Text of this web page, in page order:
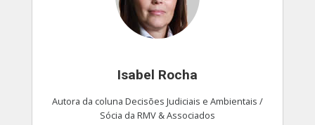
Isabel Rocha
Autora da coluna Decisões Judiciais e Ambientais /
Sócia da RMV & Associados